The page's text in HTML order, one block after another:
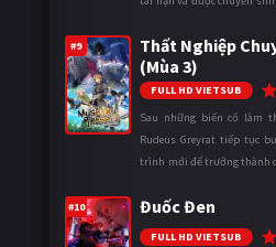
thành một mạo hiểm gi ...
#9
Thất Nghiệp
(Mùa 3)
FULL HD VIETSUB
Sau những biến cố làm
Rudeus Greyrat tiếp tục
trình mới để trưởng thành
ngày càng khắc nghiệt, anh ...
#10 Đuốc Đen
FULL HD VIETSUB